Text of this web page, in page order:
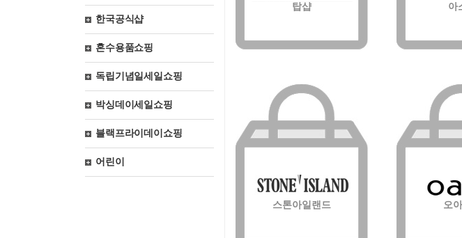
한국공식샵
혼수용품쇼핑
독립기념일세일쇼핑
박싱데이세일쇼핑
블랙프라이데이쇼핑
어린이
탑샵 아
스톤아일랜드 오